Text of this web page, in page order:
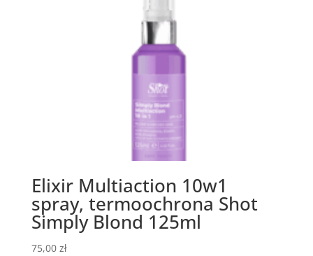
Elixir Multiaction 10w1
spray, termoochrona Shot
Simply Blond 125ml
75,00 zł